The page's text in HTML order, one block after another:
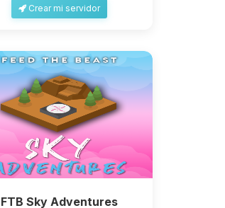
Crear mi servidor
FTB Sky Adventures